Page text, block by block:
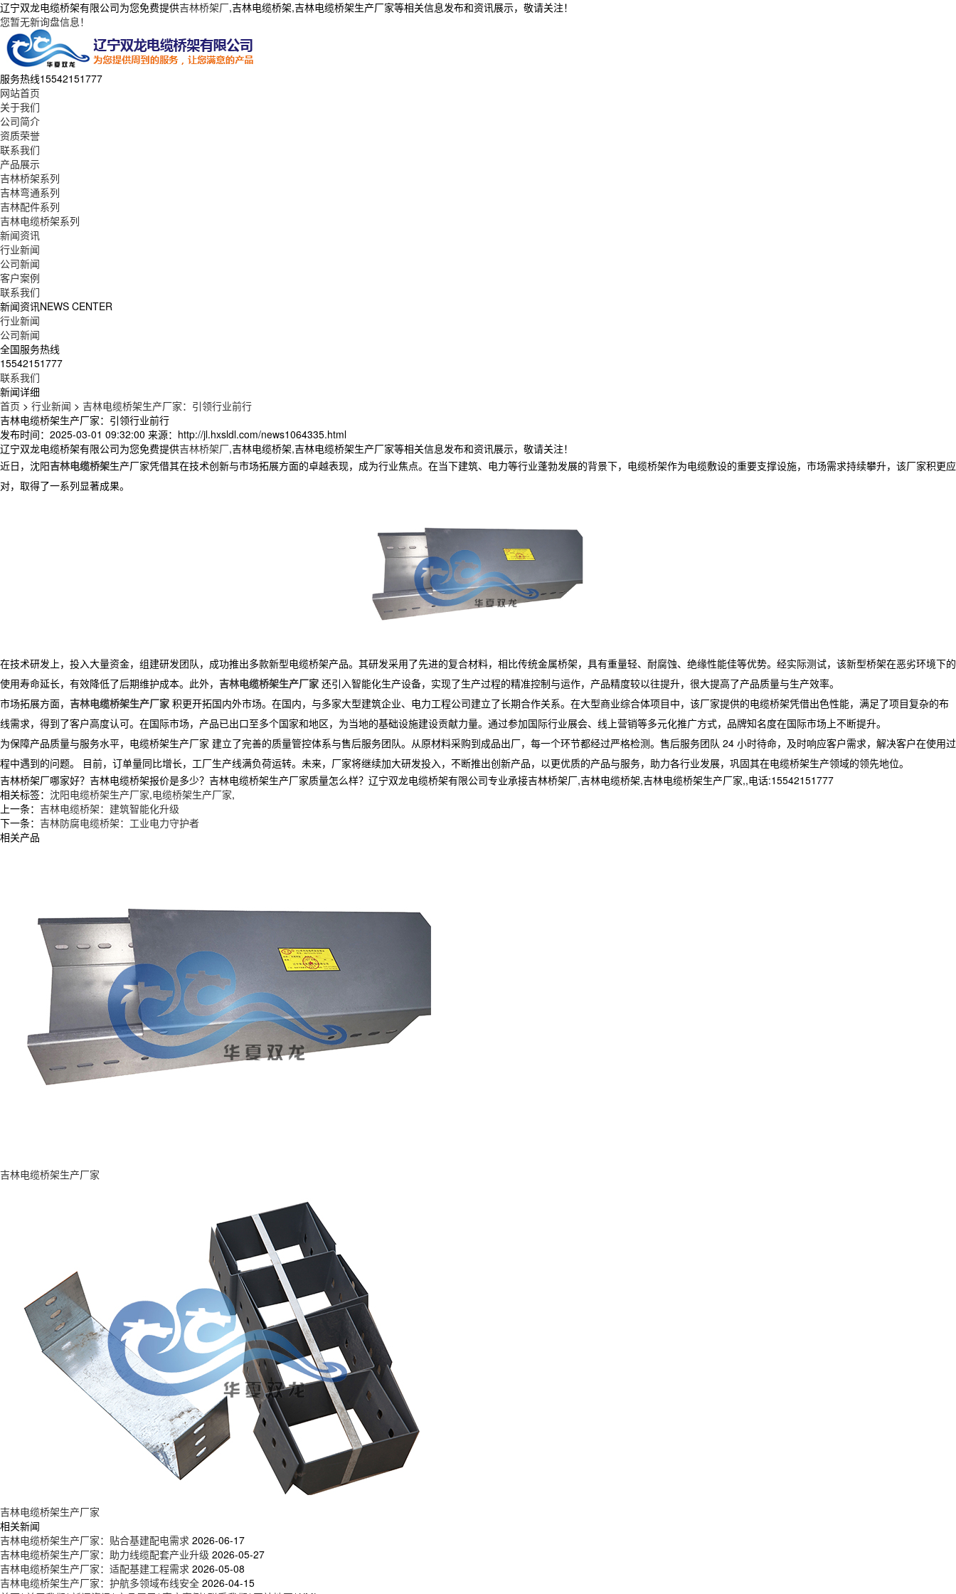
辽宁双龙电缆桥架有限公司为您免费提供吉林桥架厂,吉林电缆桥架,吉林电缆桥架生产厂家等相关信息发布和资讯展示，敬请关注！
您暂无新询盘信息！
服务热线15542151777
网站首页
关于我们
公司简介
资质荣誉
联系我们
产品展示
吉林桥架系列
吉林弯通系列
吉林配件系列
吉林电缆桥架系列
新闻资讯
行业新闻
公司新闻
客户案例
联系我们
新闻资讯NEWS CENTER
行业新闻
公司新闻
全国服务热线
15542151777
联系我们
新闻详细
首页 > 行业新闻 > 吉林电缆桥架生产厂家：引领行业前行
吉林电缆桥架生产厂家：引领行业前行
发布时间：2025-03-01 09:32:00 来源：http://jl.hxsldl.com/news1064335.html
辽宁双龙电缆桥架有限公司为您免费提供吉林桥架厂,吉林电缆桥架,吉林电缆桥架生产厂家等相关信息发布和资讯展示，敬请关注！
近日，沈阳吉林电缆桥架生产厂家凭借其在技术创新与市场拓展方面的卓越表现，成为行业焦点。在当下建筑、电力等行业蓬勃发展的背景下，电缆桥架作为电缆敷设的重要支撑设施，市场需求持续攀升，该厂家积更应
对，取得了一系列显著成果。
在技术研发上，投入大量资金，组建研发团队，成功推出多款新型电缆桥架产品。其研发采用了先进的复合材料，相比传统金属桥架，具有重量轻、耐腐蚀、绝缘性能佳等优势。经实际测试，该新型桥架在恶劣环境下的
使用寿命延长，有效降低了后期维护成本。此外， 吉林电缆桥架生产厂家 还引入智能化生产设备，实现了生产过程的精准控制与运作，产品精度较以往提升，很大提高了产品质量与生产效率。
市场拓展方面， 吉林电缆桥架生产厂家 积更开拓国内外市场。在国内，与多家大型建筑企业、电力工程公司建立了长期合作关系。在大型商业综合体项目中，该厂家提供的电缆桥架凭借出色性能，满足了项目复杂的布
线需求，得到了客户高度认可。在国际市场，产品已出口至多个国家和地区，为当地的基础设施建设贡献力量。通过参加国际行业展会、线上营销等多元化推广方式，品牌知名度在国际市场上不断提升。
为保障产品质量与服务水平，电缆桥架生产厂家 建立了完善的质量管控体系与售后服务团队。从原材料采购到成品出厂，每一个环节都经过严格检测。售后服务团队 24 小时待命，及时响应客户需求，解决客户在使用过
程中遇到的问题。 目前，订单量同比增长，工厂生产线满负荷运转。未来，厂家将继续加大研发投入，不断推出创新产品，以更优质的产品与服务，助力各行业发展，巩固其在电缆桥架生产领域的领先地位。
吉林桥架厂哪家好？吉林电缆桥架报价是多少？吉林电缆桥架生产厂家质量怎么样？辽宁双龙电缆桥架有限公司专业承接吉林桥架厂,吉林电缆桥架,吉林电缆桥架生产厂家,,电话:15542151777
相关标签： 沈阳电缆桥架生产厂家,电缆桥架生产厂家,
上一条： 吉林电缆桥架：建筑智能化升级​
下一条： 吉林防腐电缆桥架：工业电力守护者
相关产品
吉林电缆桥架生产厂家
吉林电缆桥架生产厂家
相关新闻
吉林电缆桥架生产厂家：贴合基建配电需求 2026-06-17
吉林电缆桥架生产厂家：助力线缆配套产业升级 2026-05-27
吉林电缆桥架生产厂家：适配基建工程需求 2026-05-08
吉林电缆桥架生产厂家：护航多领域布线安全 2026-04-15